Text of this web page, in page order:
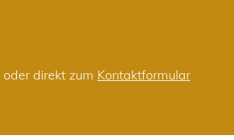
oder direkt zum Kontaktformular